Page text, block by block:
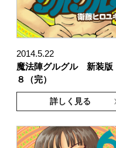
2014.5.22
魔法陣グルグル 新装版
８（完）
詳しく見る